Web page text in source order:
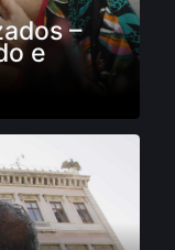
–
e